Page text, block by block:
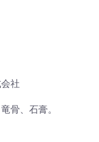
社
骨、石膏。